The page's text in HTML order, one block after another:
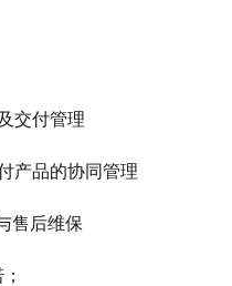
交付管理
品的协同管理
售后维保